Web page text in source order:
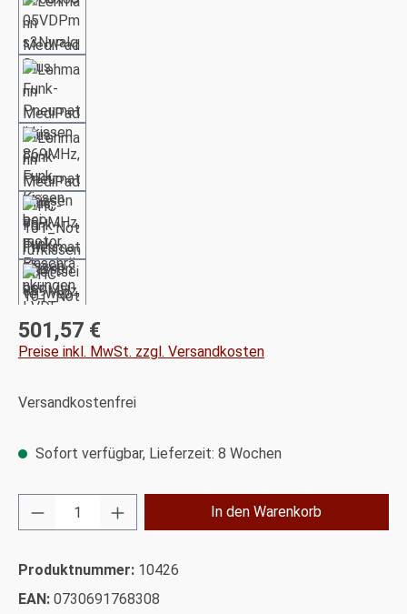
Regulärer Preis:
501,57 €
Preise inkl. MwSt. zzgl. Versandkosten
Versandkostenfrei
Sofort verfügbar, Lieferzeit: 8 Wochen
Produkt Anzahl: Gib den gewünschten
In den Warenkorb
Produktnummer: 10426
EAN: 0730691768308